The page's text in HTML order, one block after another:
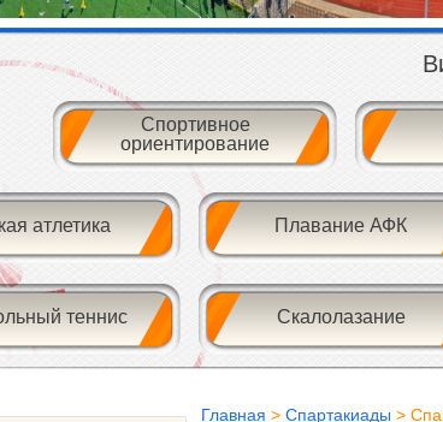
Спортивное
ориентирование
атлетика Плавание АФК
теннис Скалолазание
Главная > Спартакиады >